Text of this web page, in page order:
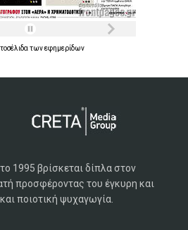
τωνεφημερίδων
1995 βρίσκεται δίπλα στον
προσφέροντας του έγκυρη και
ποιοτική ψυχαγωγία.